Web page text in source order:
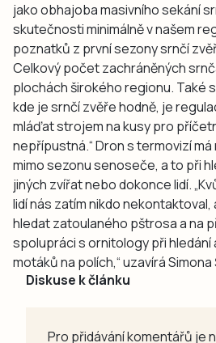
jako obhajoba masivního sekání
skutečnosti minimálně v našem
poznatků z první sezony srnčí
Celkový počet zachráněných
plochách širokého regionu. Také
kde je srnčí zvěře hodně, je
mláďat strojem na kusy pro
nepřípustná.“ Dron s termovizí má
mimo sezonu senoseče, a to při
jiných zvířat nebo dokonce lidí.
lidí nás zatím nikdo nekontaktoval,
hledat zatoulaného pštrosa a na
spolupráci s ornitology při hledání
motáků na polích,“ uzavírá
Diskuse k článku
Pro přidávání komentářů je